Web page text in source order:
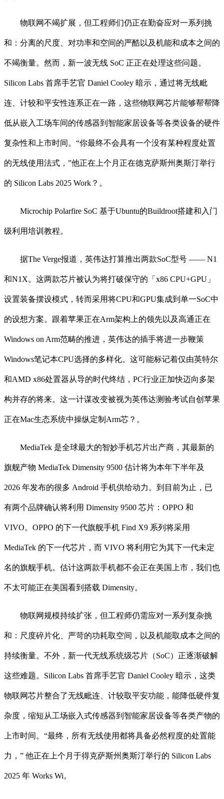
物联网不竭扩展，但工程师们仍正在勤奋应对一系列挑
和：分离的尺度、对功率和空间的严酷以及机能和成本之间的
不竭衡量。然而，新一波无线 SoC 正正在处理这些问题。
Silicon Labs 首席手艺官 Daniel Cooley 暗示，通过将无线毗
连、计较和平安性连系正在一路，这些物联网芯片能够帮帮降
低从嵌入工场车间的传感器到智能家居设备等各类设备的硬件
复杂性和上市时间。“你最终不会具有一个没有某种程度处置
的无线使用法式，”他正在上个月正在德克萨斯州奥斯汀举行
的 Silicon Labs 2025 Work？。
Microchip Polarfire SoC 基于Ubuntu的Buildroot搭建和入门
级利用培训教程。
据The Verge报道，英伟达打算推出两款SoC型号 —— N1
和N1X。这两款芯片被认为将打破保守的「x86 CPU+GPU」
设置装备摆设模式，转而采用将CPU和GPU集成到单一SoC中
的设想方案。跟着苹果正在Arm架构上的领先以及高通正在
Windows on Arm范畴的推进，英伟达的插手将进一步鞭策
Windows笔记本CPU选择的多样化。这可能标记着仅由英特尔
和AMD x86处置器从导的时代终结，PC行业正加快迈向多架
构并存的将来。这一计谋改变被视为英伟达测验考试自创苹果
正在Mac生态系统中操纵定制Arm芯？。
MediaTek 是全球最大的智妙手机芯片出产商，其最新的
旗舰产物 MediaTek Dimensity 9500 估计将为本年下半年及
2026 年发布的很多 Android 手机供给动力。到目前为止，已
有两个品牌确认将利用 Dimensity 9500 芯片：OPPO 和
VIVO。OPPO 的下一代旗舰手机 Find X9 系列将采用
MediaTek 的下一代芯片，而 VIVO 将利用它为其下一代未定
名的旗舰手机。估计这两款手机都不会正在美国上市，我们也
不太可能正在美国看到搭载 Dimensity。
物联网规模持续扩张，但工程师仍需应对一系列复杂挑
和：尺度碎片化、严苛的功耗取空间，以及机能取成本之间的
持续衡量。不外，新一代无线系统级芯片（SoC）正逐渐破解
这些难题。Silicon Labs 首席手艺官 Daniel Cooley 暗示，这类
物联网芯片整合了无线毗连、计较取平安功能，能降低硬件复
杂度，缩短从工场嵌入式传感器到智能家居设备等各类产物的
上市时间。“最终，所有无线使用都将具备必然程度的处置能
力，” 他正在上个月于得克萨斯州奥斯汀举行的 Silicon Labs
2025 年 Works Wi。